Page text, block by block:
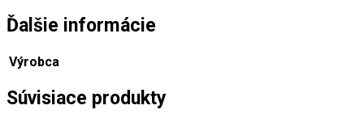
Ďalšie informácie
Výrobca
Súvisiace produkty